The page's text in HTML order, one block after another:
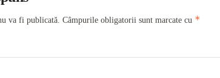
va fi publicată. Câmpurile obligatorii sunt marcate cu *